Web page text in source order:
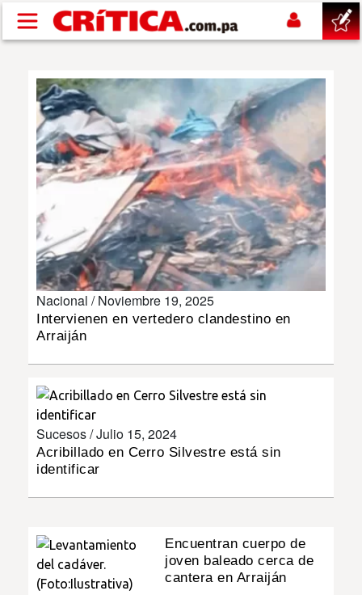
Pasar al contenido principal
SUCESOS
NACIONAL
POLÍTICA
SHOW
DEPORTES
INSÓLITAS
MULTIMEDIA
Nacional /Noviembre 19, 2025
Intervienen en vertedero clandestino en
Arraiján
Sucesos /Julio 15, 2024
Acribillado en Cerro Silvestre está sin
identificar
Encuentran cuerpo de
joven baleado cerca de
cantera en Arraiján